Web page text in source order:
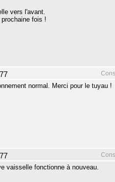
vers l'avant.
fois !
normal. Merci pour le tuyau !
vaisselle fonctionne à nouveau.